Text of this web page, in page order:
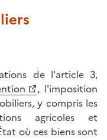
de l'article 3,
, l'imposition
y compris les
agricoles et
où ces biens sont